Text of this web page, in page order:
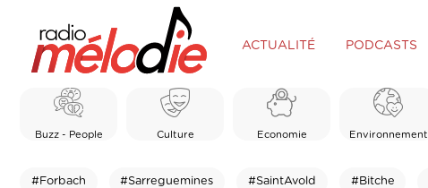
ACTUALITÉ PODCASTS
Buzz - People Culture Economie Environnement
#Forbach #Sarreguemines #SaintAvold #Bitche